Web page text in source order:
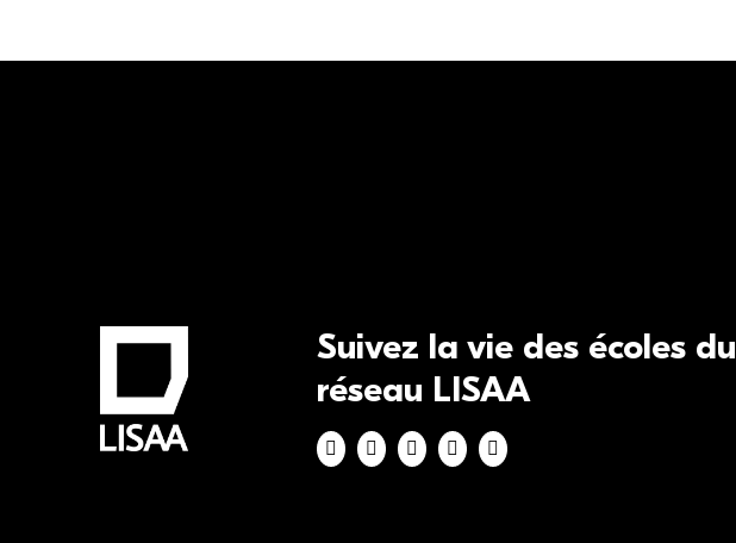
Suivez la vie des écoles du
réseau LISAA